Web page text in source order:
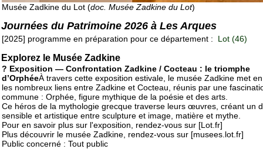
Musée Zadkine du Lot (doc. Musée Zadkine du Lot)
Journées du Patrimoine 2026 à Les Arques
[2025] programme en préparation pour ce département : Lot (46)
Explorez le Musée Zadkine
? Exposition — Confrontation Zadkine / Cocteau : le triomphe
d’OrphéeÀ travers cette exposition estivale, le musée Zadkine met
les nombreux liens entre Zadkine et Cocteau, réunis par une
commune : Orphée, figure mythique de la poésie et des arts.
Ce héros de la mythologie grecque traverse leurs œuvres, créant un
sensible et artistique entre sculpture et image, matière et mythe.
Pour en savoir plus sur l'exposition, rendez-vous sur [Lot.fr]
Plus découvrir le musée Zadkine, rendez-vous sur [musees.lot.fr]
Public concerné : Tout public